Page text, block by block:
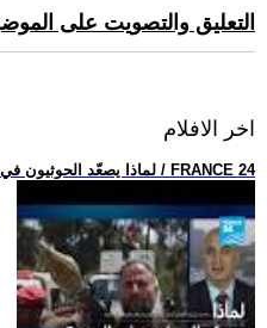
التعليق والتصويت على
اخر الافلام
.. لماذا يصعّد الحوثيون في اليمن؟ • فرانس 24 / FRANCE 24